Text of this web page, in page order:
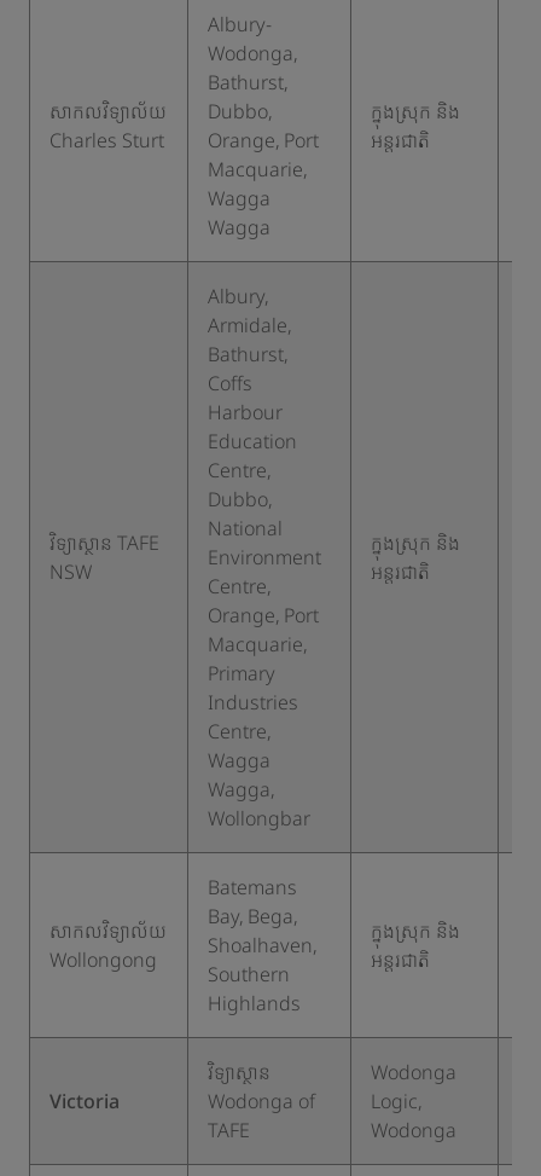
សាកលវិទ្យាល័យ
Charles Sturt
Albury-
Wodonga,
Bathurst,
Dubbo,
Orange, Port
Macquarie,
Wagga
Wagga
ក្នុងស្រុក និង
អន្តរជាតិ
វិទ្យាស្ថាន TAFE
NSW
Albury,
Armidale,
Bathurst,
Coffs
Harbour
Education
Centre,
Dubbo,
National
Environment
Centre,
Orange, Port
Macquarie,
Primary
Industries
Centre,
Wagga
Wagga,
Wollongbar
ក្នុងស្រុក និង
អន្តរជាតិ
សាកលវិទ្យាល័យ
Wollongong
Batemans
Bay, Bega,
Shoalhaven,
Southern
Highlands
ក្នុងស្រុក និង
អន្តរជាតិ
Victoria
វិទ្យាស្ថាន
Wodonga of
TAFE
Wodonga
Logic,
Wodonga